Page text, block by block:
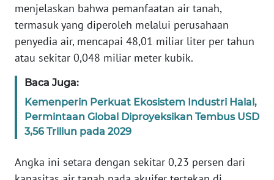
menjelaskan bahwa pemanfaatan air tanah,
termasuk yang diperoleh melalui perusahaan
penyedia air, mencapai 48,01 miliar liter per tahun
atau sekitar 0,048 miliar meter kubik.
Baca Juga:
Kemenperin Perkuat Ekosistem Industri Halal,
Permintaan Global Diproyeksikan Tembus USD
3,56 Triliun pada 2029
Angka ini setara dengan sekitar 0,23 persen dari
WN
PAPUA
PAPUA
BARAT
WN
WN